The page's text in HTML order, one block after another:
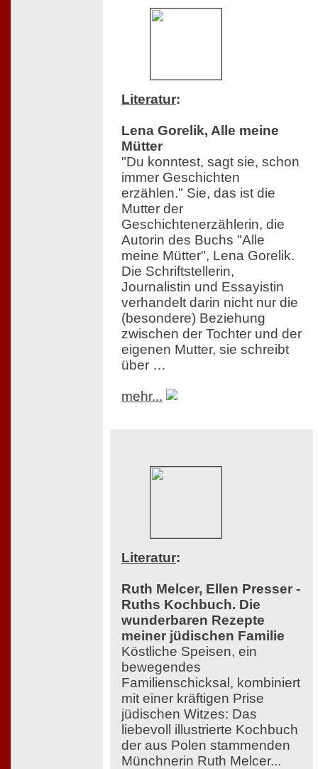
Literatur:
Lena Gorelik, Alle meine
Mütter
"Du konntest, sagt sie, schon
immer Geschichten
erzählen." Sie, das ist die
Mutter der
Geschichtenerzählerin, die
Autorin des Buchs "Alle
meine Mütter", Lena Gorelik.
Die Schriftstellerin,
Journalistin und Essayistin
verhandelt darin nicht nur die
(besondere) Beziehung
zwischen der Tochter und der
eigenen Mutter, sie schreibt
über …
mehr...
Literatur:
Ruth Melcer, Ellen Presser -
Ruths Kochbuch. Die
wunderbaren Rezepte
meiner jüdischen Familie
Köstliche Speisen, ein
bewegendes
Familienschicksal, kombiniert
mit einer kräftigen Prise
jüdischen Witzes: Das
liebevoll illustrierte Kochbuch
der aus Polen stammenden
Münchnerin Ruth Melcer...